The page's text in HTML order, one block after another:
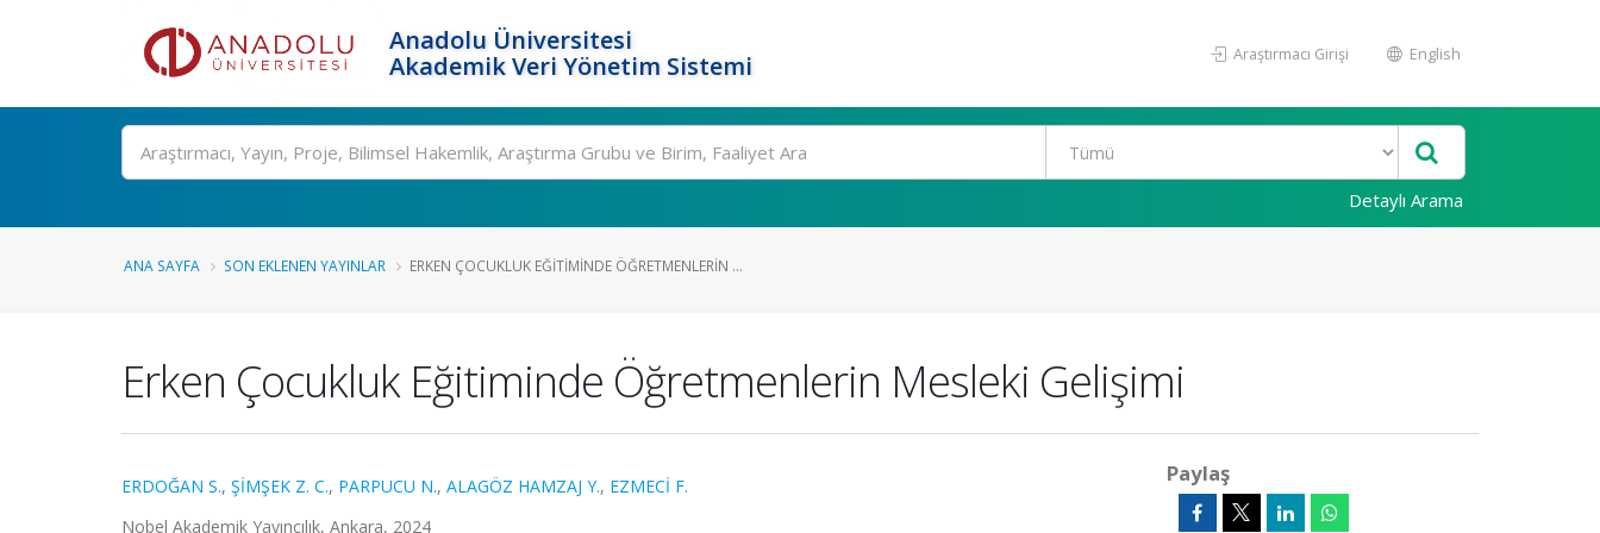
Anadolu Üniversitesi
Akademik Veri Yönetim Sistemi
Araştırmacı Girişi English
Ara
Detaylı Arama
ANA SAYFA SON EKLENEN YAYINLAR ERKEN ÇOCUKLUK EĞITIMINDE ÖĞRETMENLERIN ...
Erken Çocukluk Eğitiminde Öğretmenlerin Mesleki Gelişimi
ERDOĞAN S., ŞİMŞEK Z. C., PARPUCU N., ALAGÖZ HAMZAJ Y., EZMECİ F.
Nobel Akademik Yayıncılık, Ankara, 2024
Paylaş